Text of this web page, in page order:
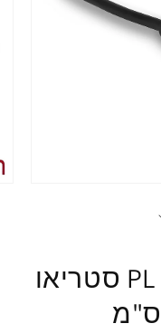
כבל מאריך אודיו PL 3.5 סטריאו